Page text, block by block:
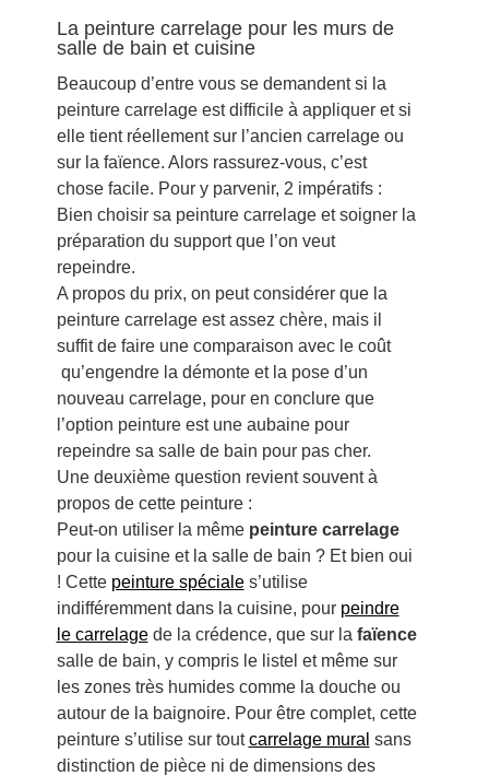
La peinture carrelage pour les murs de
salle de bain et cuisine
Beaucoup d’entre vous se demandent si la
peinture carrelage est difficile à appliquer et si
elle tient réellement sur l’ancien carrelage ou
sur la faïence. Alors rassurez-vous, c’est
chose facile. Pour y parvenir, 2 impératifs :
Bien choisir sa peinture carrelage et soigner la
préparation du support que l’on veut
repeindre.
A propos du prix, on peut considérer que la
peinture carrelage est assez chère, mais il
suffit de faire une comparaison avec le coût
qu’engendre la démonte et la pose d’un
nouveau carrelage, pour en conclure que
l’option peinture est une aubaine pour
repeindre sa salle de bain pour pas cher.
Une deuxième question revient souvent à
propos de cette peinture :
Peut-on utiliser la même peinture carrelage
pour la cuisine et la salle de bain ? Et bien oui
! Cette peinture spéciales’utilise
indifféremment dans la cuisine, pour peindre
le carrelagede la crédence, que sur la faïence
salle de bain, y compris le listel et même sur
les zones très humides comme la douche ou
autour de la baignoire. Pour être complet, cette
peinture s’utilise sur toutcarrelage mural sans
distinction de pièce ni de dimensions des